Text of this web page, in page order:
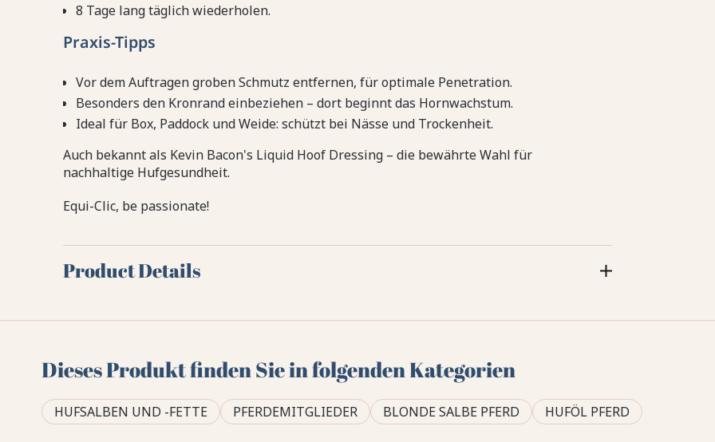
8 Tage lang täglich wiederholen.
Praxis-Tipps
Vor dem Auftragen groben Schmutz entfernen, für optimale Penetration.
Besonders den Kronrand einbeziehen – dort beginnt das Hornwachstum.
Ideal für Box, Paddock und Weide: schützt bei Nässe und Trockenheit.
Auch bekannt als Kevin Bacon's Liquid Hoof Dressing – die bewährte Wahl für
nachhaltige Hufgesundheit.
Equi-Clic, be passionate!
Product Details
Dieses Produkt finden Sie in folgenden Kategorien
HUFSALBEN UND -FETTE PFERDEMITGLIEDER BLONDE SALBE PFERD HUFÖL PFERD